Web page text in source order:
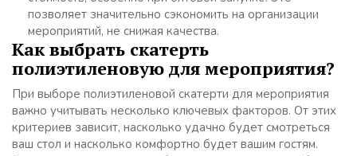
позволяет значительно сэкономить на организации
мероприятий, не снижая качества.
Как выбрать скатерть
полиэтиленовую для мероприятия?
При выборе полиэтиленовой скатерти для мероприятия
важно учитывать несколько ключевых факторов. От этих
критериев зависит, насколько удачно будет смотреться
ваш стол и насколько комфортно будет вашим гостям.